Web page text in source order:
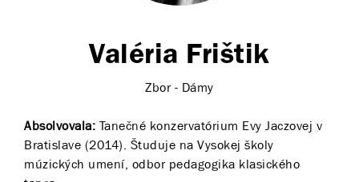
Valéria Frištik
Zbor - Dámy
Absolvovala: Tanečné konzervatórium Evy Jaczovej v
Bratislave (2014). Študuje na Vysokej školy
múzických umení, odbor pedagogika klasického